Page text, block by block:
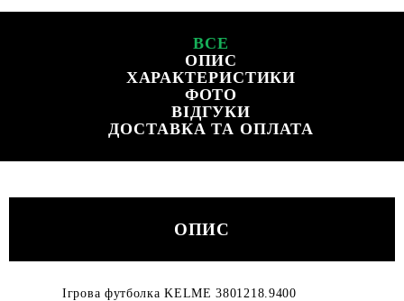
ВСЕ
ОПИС
ХАРАКТЕРИСТИКИ
ФОТО
ВІДГУКИ
ДОСТАВКА ТА ОПЛАТА
ОПИС
Ігрова футболка KELME 3801218.9400